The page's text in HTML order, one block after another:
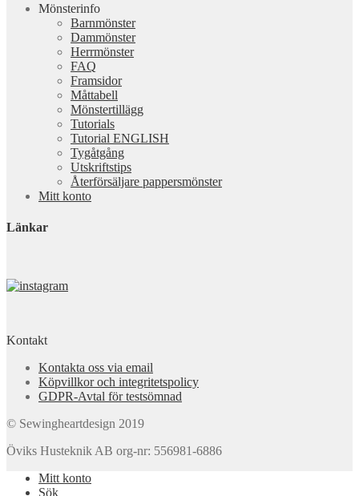
Mönsterinfo
Barnmönster
Dammönster
Herrmönster
FAQ
Framsidor
Måttabell
Mönstertillägg
Tutorials
Tutorial ENGLISH
Tygåtgång
Utskriftstips
Återförsäljare pappersmönster
Mitt konto
Länkar
Kontakt
Kontakta oss via email
Köpvillkor och integritetspolicy
GDPR-Avtal för testsömnad
© Sewingheartdesign 2019
Öviks Husteknik AB org-nr: 556981-6886
Mitt konto
Sök